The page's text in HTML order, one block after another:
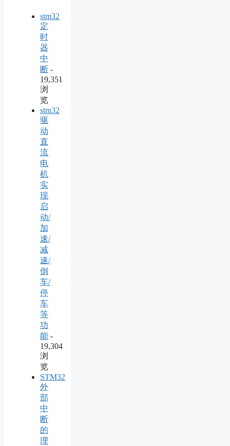
stm32
定
时
器
中
断 -
19,351
浏
览
stm32
驱
动
直
流
电
机
实
现
启
动/
加
速/
减
速/
倒
车/
停
车
等
功
能 -
19,304
浏
览
STM32
外
部
中
断
的
理